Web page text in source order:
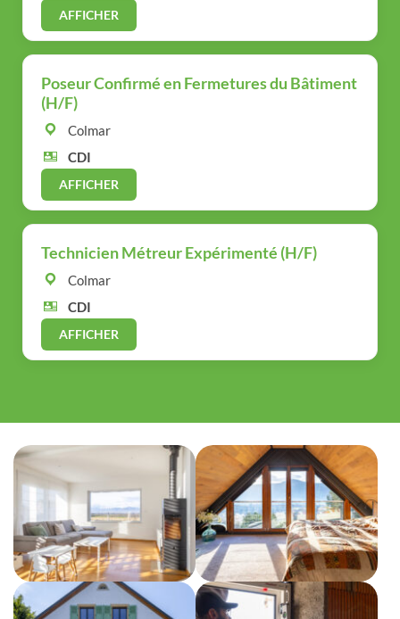
AFFICHER
Poseur Confirmé en Fermetures du Bâtiment
(H/F)
Colmar
CDI
AFFICHER
Technicien Métreur Expérimenté (H/F)
Colmar
CDI
AFFICHER